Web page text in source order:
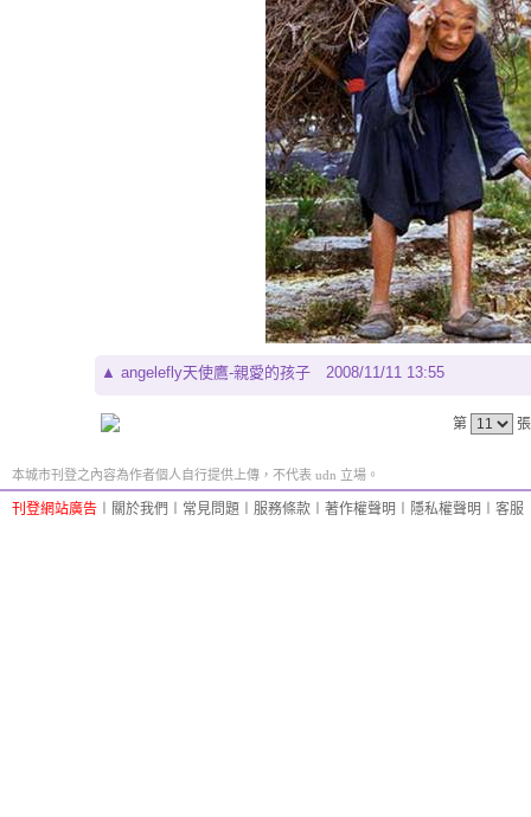
▲ angelefly天使鷹-親愛的孩子 2008/11/11 13:55
第
本城市刊登之內容為作者個人自行提供上傳，不代表 udn 立場。
刊登網站廣告 關於我們 常見問題 服務條款 著作權聲明 隱私權聲明 客服